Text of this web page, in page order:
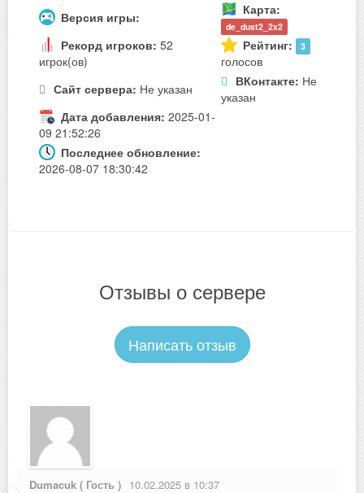
Версия игры: Карта:
de_dust2_2x2
Рекорд игроков: 52
игрок(ов)
Рейтинг: 3
голосов
Сайт сервера: Не указан ВКонтакте: Не
указан
Дата добавления: 2025-01-
09 21:52:26
Последнее обновление:
2026-08-07 18:30:42
Отзывы о сервере
Написать отзыв
Dumacuk ( Гость ) 10.02.2025 в 10:37